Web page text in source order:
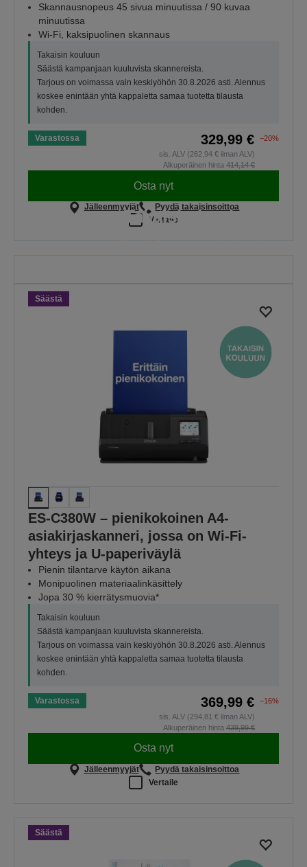
Skannausnopeus 45 sivua minuutissa / 90 kuvaa
minuutissa
Wi-Fi, kaksipuolinen skannaus
Takaisin kouluun
Säästä kampanjaan kuuluvista skannereista.
Tarjous on voimassa vain keskiyöhön 30.8.2026 asti. Alennus
koskee enintään yhtä kappaletta samaa tuotetta tilausta
kohden.
Varastossa 329,99 €
−20%
sis. ALV (262,94 € ilman ALV)
Alkuperäinen hinta 414,14 €
Osta nyt
Jälleenmyyjät
Pyydä takaisinsoittoa
Vertaile
Takaisin kouluun
TARJOUKSET
Säästä
ES-C380W – pienikokoinen A4-
asiakirjaskanneri, jossa on Wi-Fi-
yhteys ja U-paperiväylä
Pienin tilantarve käytön aikana
Monipuolinen materiaalinkäsittely
Jopa 30 % kierrätysmuovia*
Takaisin kouluun
Säästä kampanjaan kuuluvista skannereista.
Tarjous on voimassa vain keskiyöhön 30.8.2026 asti. Alennus
koskee enintään yhtä kappaletta samaa tuotetta tilausta
kohden.
Varastossa 369,99 €
−16%
sis. ALV (294,81 € ilman ALV)
Alkuperäinen hinta 439,99 €
Osta nyt
Jälleenmyyjät
Pyydä takaisinsoittoa
Vertaile
Säästä